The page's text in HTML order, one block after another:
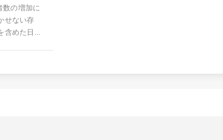
数の増加に
せない存
めた日...